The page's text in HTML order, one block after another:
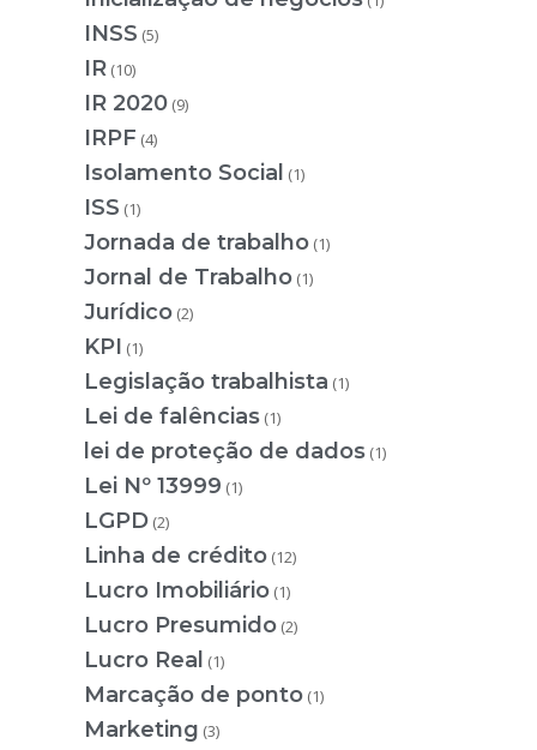
INSS (5)
IR (10)
IR 2020 (9)
IRPF (4)
Isolamento Social (1)
ISS (1)
Jornada de trabalho (1)
Jornal de Trabalho (1)
Jurídico (2)
KPI (1)
Legislação trabalhista (1)
Lei de falências (1)
lei de proteção de dados (1)
Lei Nº 13999 (1)
LGPD (2)
Linha de crédito (12)
Lucro Imobiliário (1)
Lucro Presumido (2)
Lucro Real (1)
Marcação de ponto (1)
Marketing (3)